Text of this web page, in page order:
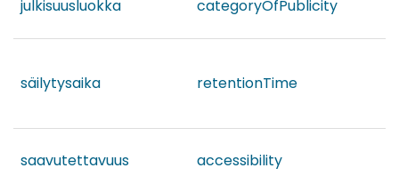
julkisuusluokka categoryOfPublicity
säilytysaika retentionTime
saavutettavuus accessibility